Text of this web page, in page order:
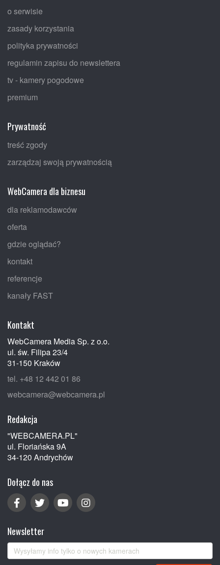
o serwisie
zasady korzystania
polityka prywatności
regulamin zapisu do newslettera
tv - kamery pogodowe
premium
Prywatność
treść zgody
zarządzaj swoją prywatnością
WebCamera dla biznesu
dla reklamodawców
oferta
gdzie oglądać?
kontakt
referencje
kanały FAST
Kontakt
WebCamera Media Sp. z o.o.
ul. św. Filipa 23/4
31-150 Kraków
tel. +48 12 442 01 86
webcamera@webcamera.pl
Redakcja
"WEBCAMERA.PL"
ul. Floriańska 9A
34-120 Andrychów
Dołącz do nas
Newsletter